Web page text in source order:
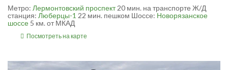
Метро: Лермонтовский проспект 20 мин. на транспорте Ж/Д
станция: Люберцы-1 22 мин. пешком Шоссе: Новорязанское
шоссе 5 км. от МКАД
Посмотреть на карте